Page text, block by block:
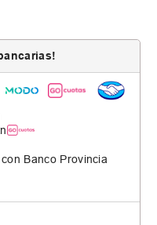
con Banco Provincia